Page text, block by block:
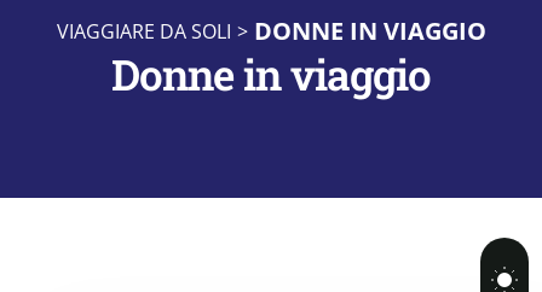
VIAGGIARE DA SOLI > DONNE IN VIAGGIO
Donne in viaggio